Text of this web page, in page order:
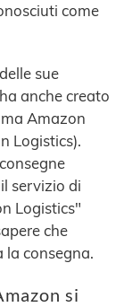
come
sue
anche creato
Amazon
Logistics).
servizio di
Logistics"
che
la consegna.
si